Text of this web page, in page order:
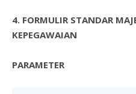
4. FORMULIR STANDAR
KEPEGAWAIAN
PARAMETER